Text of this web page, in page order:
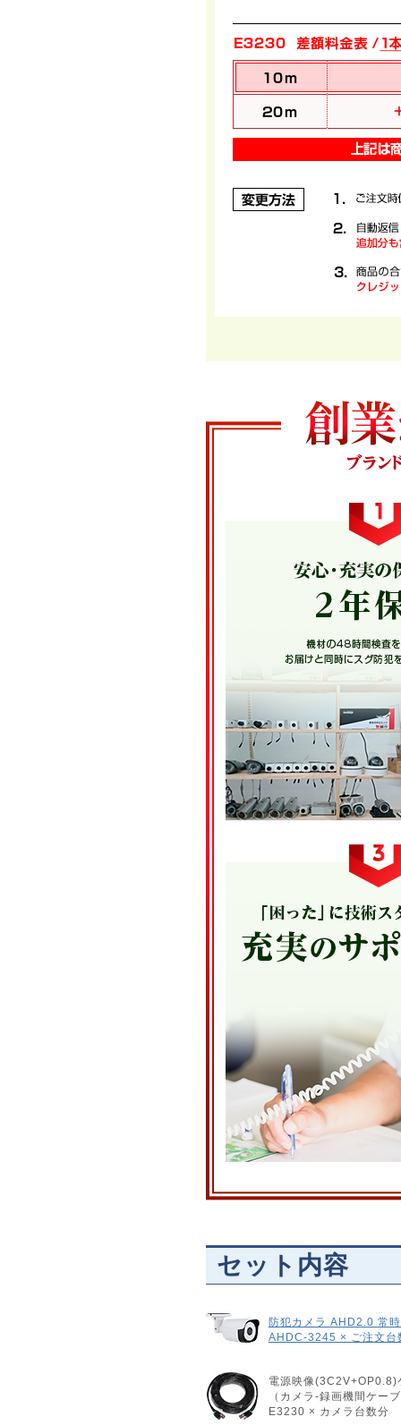
セット内容
防犯カメラ AHD2.0 常
AHDC-3245 × ご注文台
電源映像(3C2V+OP0.8)
（カメラ-録画機間ケー
E3230 × カメラ台数分